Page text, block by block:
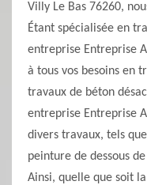
Villy Le Bas 76260,
Étant spécialisée en
entreprise Entreprise
à tous vos besoins en
travaux de béton
entreprise Entreprise
divers travaux, tels
peinture de dessous
Ainsi, quelle que soit